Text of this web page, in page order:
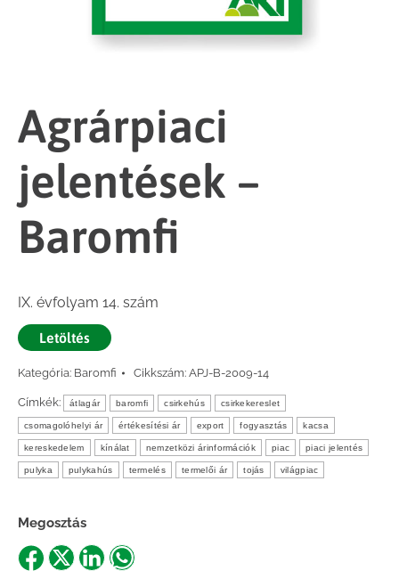
Agrárpiaci
jelentések –
Baromfi
IX. évfolyam 14. szám
Letöltés
Kategória: Baromfi Cikkszám: APJ-B-2009-14
Címkék: átlagár baromfi csirkehús csirkekereslet
csomagolóhelyi ár értékesítési ár export fogyasztás kacsa
kereskedelem kínálat nemzetközi árinformációk piac piaci jelentés
pulyka pulykahús termelés termelői ár tojás világpiac
Megosztás
ShareShareShareShare